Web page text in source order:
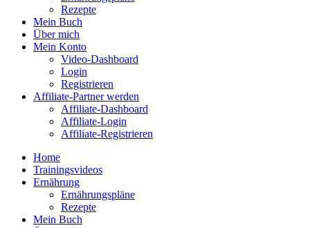
Rezepte
Mein Buch
Über mich
Mein Konto
Video-Dashboard
Login
Registrieren
Affiliate-Partner werden
Affiliate-Dashboard
Affiliate-Login
Affiliate-Registrieren
Home
Trainingsvideos
Ernährung
Ernährungspläne
Rezepte
Mein Buch